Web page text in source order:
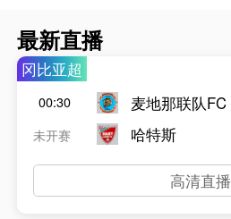
最新直播
冈比亚超
00:30
未开赛
麦地那联队FC
哈特斯
高清直播